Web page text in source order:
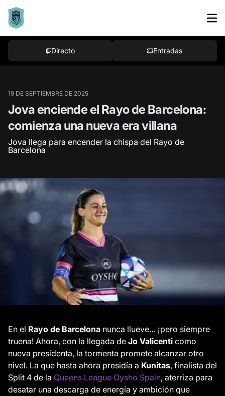
Directo Entradas
19 DE SEPTIEMBRE DE 2025
Jova enciende el Rayo de Barcelona:
comienza una nueva era villana
Jova llega para encender la chispa del Rayo de
Barcelona
En el Rayo de Barcelona nunca llueve… ¡pero siempre
truena! Ahora, con la llegada de Jo Valicenti como
nueva presidenta, la tormenta promete alcanzar otro
nivel. La que hasta ahora presidía a Kunitas, finalista del
Split 4 de la Queens League Oysho Spain, aterriza para
desatar una descarga de energía y ambición que